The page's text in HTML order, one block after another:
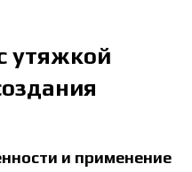
утяжкой
и применение